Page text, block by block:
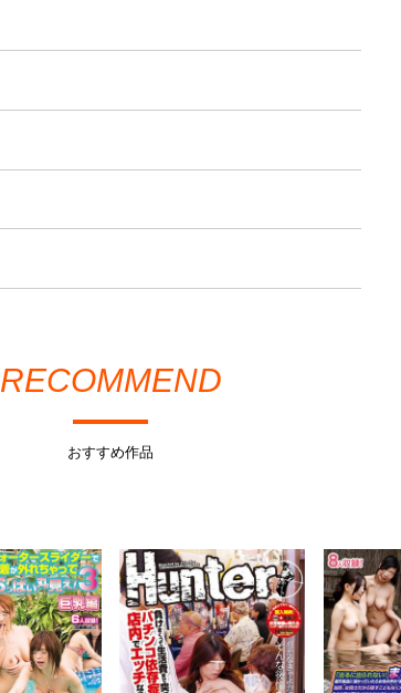
RECOMMEND
おすすめ作品